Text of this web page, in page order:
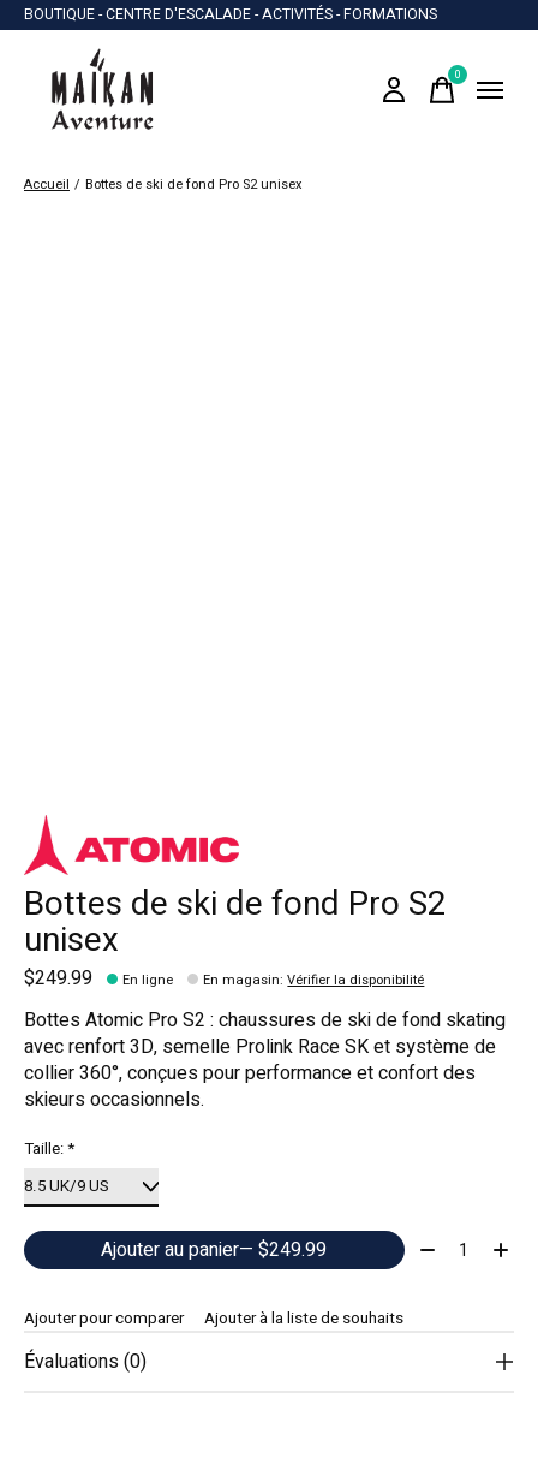
BOUTIQUE - CENTRE D'ESCALADE - ACTIVITÉS - FORMATIONS
0items
Accueil / Bottes de ski de fond Pro S2 unisex
Bottes de ski de fond Pro S2
unisex
$249.99 En ligne En magasin:Vérifier la disponibilité
Bottes Atomic Pro S2 : chaussures de ski de fond skating
avec renfort 3D, semelle Prolink Race SK et système de
collier 360°, conçues pour performance et confort des
skieurs occasionnels.
Taille:*
Ajouter au panier — $249.99 Quantité:
Ajouter pour comparer Ajouter à la liste de souhaits
Évaluations (0)